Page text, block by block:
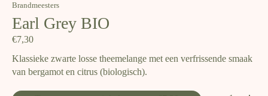
Brandmeesters
Earl Grey BIO
€7,30
Klassieke zwarte losse theemelange met een verfrissende smaak
van bergamot en citrus (biologisch).